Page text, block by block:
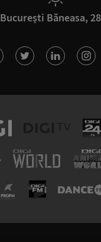
București Băneasa,